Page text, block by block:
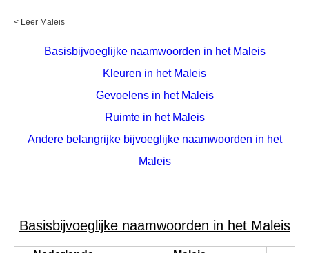
< Leer Maleis
Basisbijvoeglijke naamwoorden in het Maleis
Kleuren in het Maleis
Gevoelens in het Maleis
Ruimte in het Maleis
Andere belangrijke bijvoeglijke naamwoorden in het
Maleis
Basisbijvoeglijke naamwoorden in het Maleis